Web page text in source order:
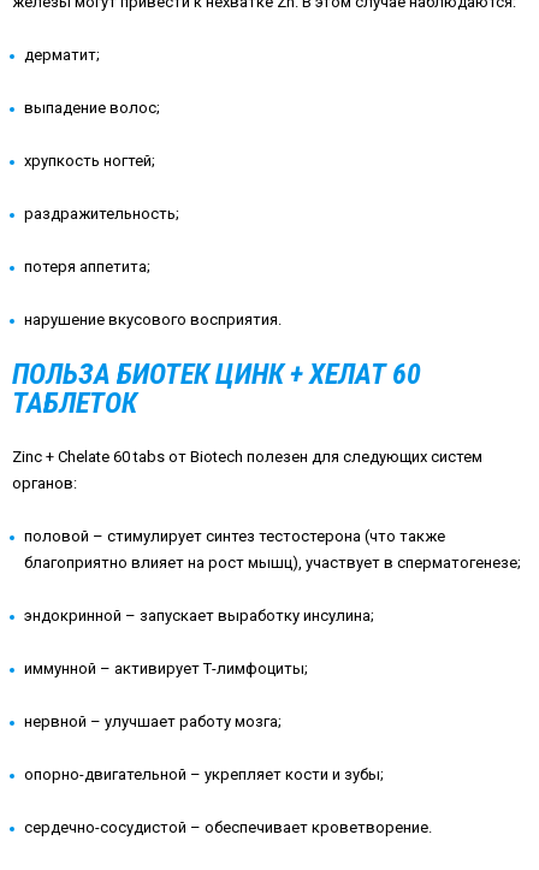
дерматит;
выпадение волос;
хрупкость ногтей;
раздражительность;
потеря аппетита;
нарушение вкусового восприятия.
ПОЛЬЗА БИОТЕК ЦИНК + ХЕЛАТ 60
ТАБЛЕТОК
Zinc + Chelate 60 tabs от Biotech полезен для следующих систем
органов:
половой – стимулирует синтез тестостерона (что также
благоприятно влияет на рост мышц), участвует в сперматогенезе;
эндокринной – запускает выработку инсулина;
иммунной – активирует Т-лимфоциты;
нервной – улучшает работу мозга;
опорно-двигательной – укрепляет кости и зубы;
сердечно-сосудистой – обеспечивает кроветворение.